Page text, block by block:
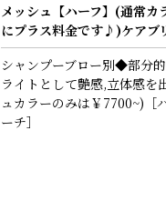
メッシュ【ハーフ】(通常カ
にプラス料金です♪)ケアブ
シャンプーブロー別◆部分
ライトとして艶感,立体感
ュカラーのみは￥7700~)［
ーチ］